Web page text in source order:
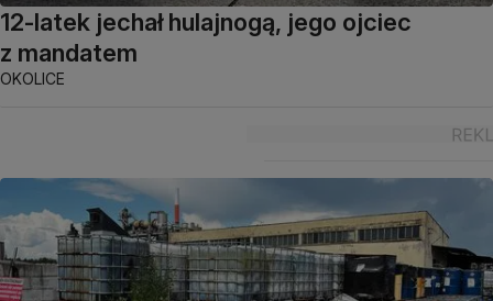
12-latek jechał hulajnogą, jego ojciec
z mandatem
OKOLICE